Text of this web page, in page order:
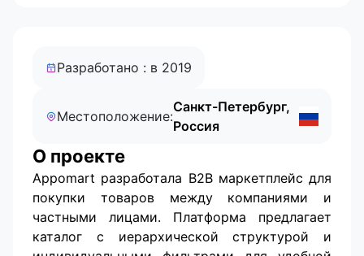
Разработано : в 2019
Местоположение:
Санкт-Петербург,
Россия
О проекте
Appomart разработала B2B маркетплейс для
покупки товаров между компаниями и
частными лицами. Платформа предлагает
каталог с иерархической структурой и